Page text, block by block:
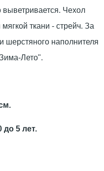
Чехол
ткани - стрейч. За
шерстяного наполнителя
Лето".
до 5 лет.